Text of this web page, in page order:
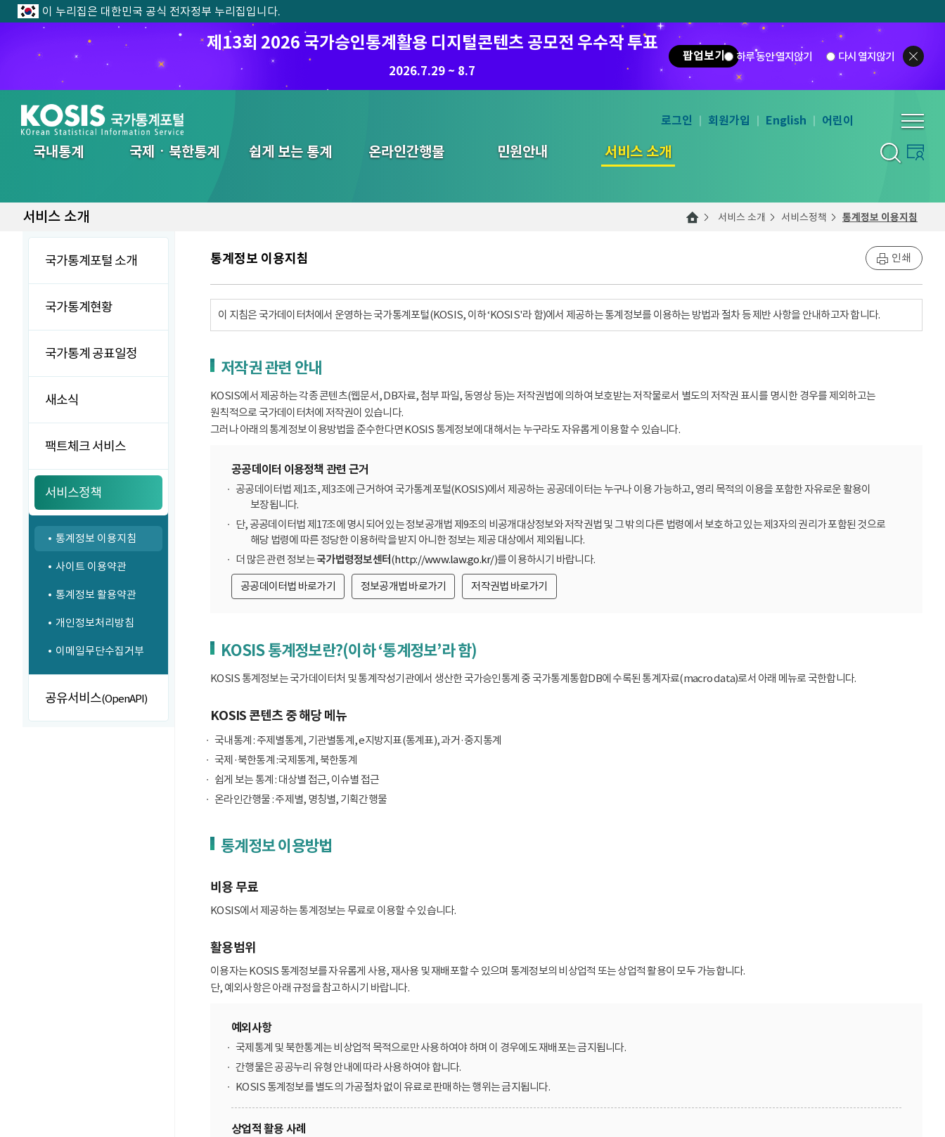
이 누리집은 대한민국 공식 전자정부 누리집입니다.
제13회 2026 국가승인통계활용 디지털콘텐츠 공모전 우수작 투표
2026.7.29 ~ 8.7
팝업보기 하루 동안 열지않기 다시 열지않기
국내통계 국제ㆍ북한통계 쉽게 보는 통계 온라인간행물 민원안내 서비스 소개
통합검색
로그인 회원가입 English 어린이
서비스 소개 서비스 소개 서비스정책 통계정보 이용지침
국가통계포털 소개
국가통계현황
국가통계 공표일정
새소식
팩트체크 서비스
서비스정책
통계정보 이용지침
사이트 이용약관
통계정보 활용약관
개인정보처리방침
이메일무단수집거부
공유서비스(OpenAPI)
통계정보 이용지침 인쇄
이 지침은 국가데이터처에서 운영하는 국가통계포털(KOSIS, 이하 ‘KOSIS'라 함)에서 제공하는 통계정보를 이용하는 방법과 절차 등 제반 사항을 안내하고자 합니다.
저작권 관련 안내
KOSIS에서 제공하는 각종 콘텐츠(웹문서, DB자료, 첨부 파일, 동영상 등)는 저작권법에 의하여 보호받는 저작물로서 별도의 저작권 표시를 명시한 경우를 제외하고는
원칙적으로 국가데이터처에 저작권이 있습니다.
그러나 아래의 통계정보 이용방법을 준수한다면 KOSIS 통계정보에 대해서는 누구라도 자유롭게 이용할 수 있습니다.
공공데이터 이용정책 관련 근거
공공데이터법 제1조, 제3조에 근거하여 국가통계포털(KOSIS)에서 제공하는 공공데이터는 누구나 이용 가능하고, 영리 목적의 이용을 포함한 자유로운 활용이
보장됩니다.
단, 공공데이터법 제17조에 명시되어 있는 정보공개법 제9조의 비공개대상정보와 저작권법 및 그 밖의 다른 법령에서 보호하고 있는 제3자의 권리가 포함된 것으로
해당 법령에 따른 정당한 이용허락을 받지 아니한 정보는 제공 대상에서 제외됩니다.
더 많은 관련 정보는국가법령정보센터(http://www.law.go.kr/)를 이용하시기 바랍니다.
공공데이터법 바로가기
정보공개법 바로가기 저작권법 바로가기
KOSIS 통계정보란?(이하 ‘통계정보’라 함)
KOSIS 통계정보는 국가데이터처 및 통계작성기관에서 생산한 국가승인통계 중 국가통계통합DB에 수록된 통계자료(macro data)로서 아래 메뉴로 국한합니다.
KOSIS 콘텐츠 중 해당 메뉴
국내통계 : 주제별통계, 기관별통계, e지방지표(통계표), 과거·중지통계
국제·북한통계 :국제통계, 북한통계
쉽게 보는 통계 : 대상별 접근, 이슈별 접근
온라인간행물 : 주제별, 명칭별, 기획간행물
통계정보 이용방법
비용 무료
KOSIS에서 제공하는 통계정보는 무료로 이용할 수 있습니다.
활용범위
이용자는 KOSIS 통계정보를 자유롭게 사용, 재사용 및 재배포할 수 있으며 통계정보의 비상업적 또는 상업적 활용이 모두 가능합니다.
단, 예외사항은 아래 규정을 참고하시기 바랍니다.
예외사항
국제통계 및 북한통계는 비상업적 목적으로만 사용하여야 하며 이 경우에도 재배포는 금지됩니다.
간행물은 공공누리 유형 안내에 따라 사용하여야 합니다.
KOSIS 통계정보를 별도의 가공절차 없이 유료로 판매하는 행위는 금지됩니다.
상업적 활용 사례